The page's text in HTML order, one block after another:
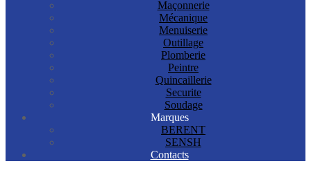
Maçonnerie
Mécanique
Menuiserie
Outillage
Plomberie
Peintre
Quincaillerie
Securite
Soudage
Marques
BERENT
SENSH
Contacts